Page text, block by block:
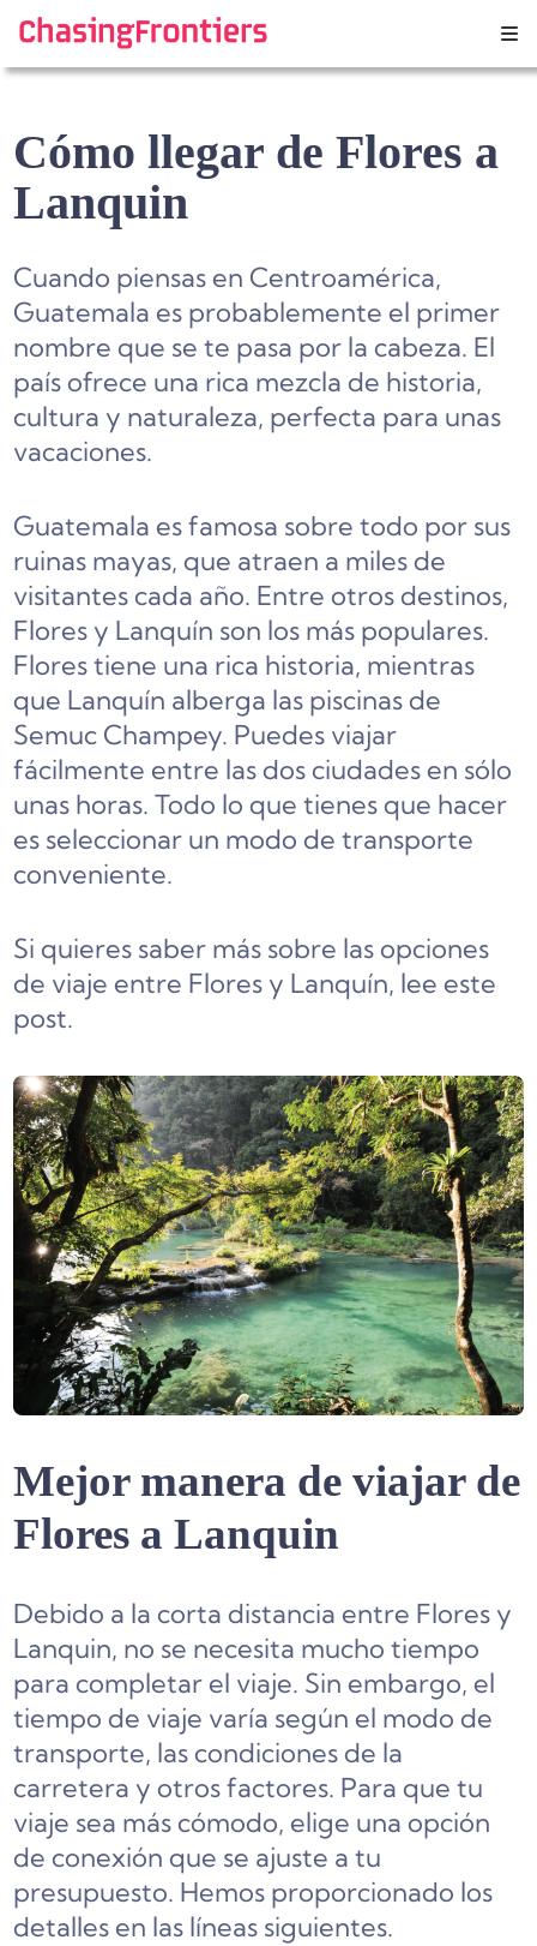
content
Cómo llegar de Flores a
Lanquin
Cuando piensas en Centroamérica,
Guatemala es probablemente el primer
nombre que se te pasa por la cabeza. El
país ofrece una rica mezcla de historia,
cultura y naturaleza, perfecta para unas
vacaciones.
Guatemala es famosa sobre todo por sus
ruinas mayas, que atraen a miles de
visitantes cada año. Entre otros destinos,
Flores y Lanquín son los más populares.
Flores tiene una rica historia, mientras
que Lanquín alberga las piscinas de
Semuc Champey. Puedes viajar
fácilmente entre las dos ciudades en sólo
unas horas. Todo lo que tienes que hacer
es seleccionar un modo de transporte
conveniente.
Si quieres saber más sobre las opciones
de viaje entre Flores y Lanquín, lee este
post.
Mejor manera de viajar de
Flores a Lanquin
Debido a la corta distancia entre Flores y
Lanquin, no se necesita mucho tiempo
para completar el viaje. Sin embargo, el
tiempo de viaje varía según el modo de
transporte, las condiciones de la
carretera y otros factores. Para que tu
viaje sea más cómodo, elige una opción
de conexión que se ajuste a tu
presupuesto. Hemos proporcionado los
detalles en las líneas siguientes.